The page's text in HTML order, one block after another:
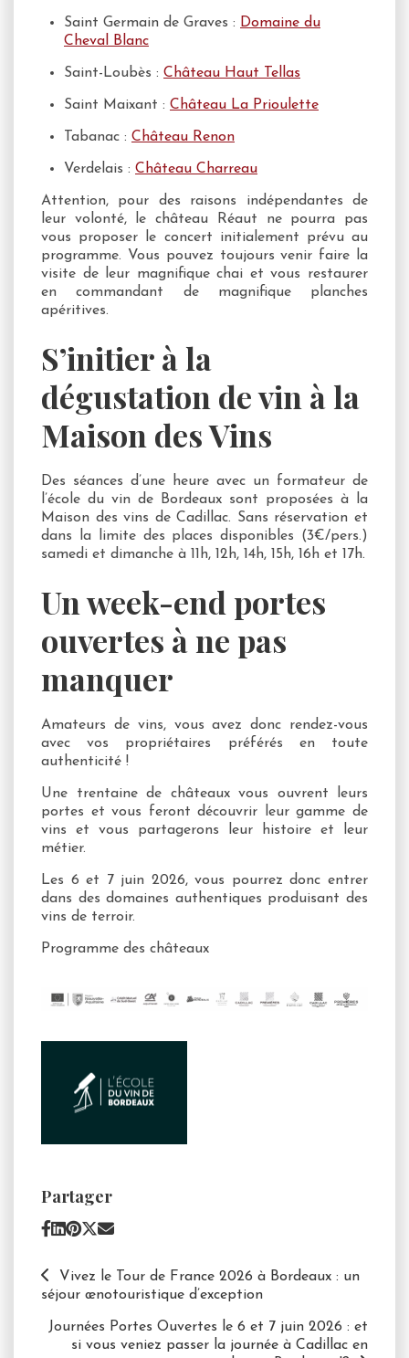
Saint Germain de Graves : Domaine du
Cheval Blanc
Saint-Loubès : Château Haut Tellas
Saint Maixant : Château La Prioulette
Tabanac : Château Renon
Verdelais : Château Charreau
Attention, pour des raisons indépendantes de
leur volonté, le château Réaut ne pourra pas
vous proposer le concert initialement prévu au
programme. Vous pouvez toujours venir faire la
visite de leur magnifique chai et vous restaurer
en commandant de magnifique planches
apéritives.
S’initier à la
dégustation de vin à la
Maison des Vins
Des séances d’une heure avec un formateur de
l’école du vin de Bordeaux sont proposées à la
Maison des vins de Cadillac. Sans réservation et
dans la limite des places disponibles (3€/pers.)
samedi et dimanche à 11h, 12h, 14h, 15h, 16h et 17h.
Un week-end portes
ouvertes à ne pas
manquer
Amateurs de vins, vous avez donc rendez-vous
avec vos propriétaires préférés en toute
authenticité !
Une trentaine de châteaux vous ouvrent leurs
portes et vous feront découvrir leur gamme de
vins et vous partagerons leur histoire et leur
métier.
Les 6 et 7 juin 2026, vous pourrez donc entrer
dans des domaines authentiques produisant des
vins de terroir.
Programme des châteaux
Partager
Vivez le Tour de France 2026 à Bordeaux : un
séjour œnotouristique d’exception
Journées Portes Ouvertes le 6 et 7 juin 2026 : et
si vous veniez passer la journée à Cadillac en